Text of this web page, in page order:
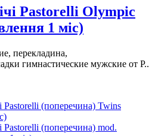
Pastorelli Olympic
1 міс)
перекладина,
гимнастические мужские от P..